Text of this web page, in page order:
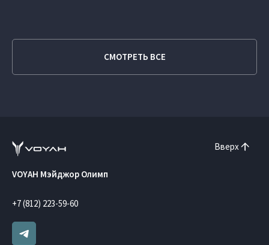
СМОТРЕТЬ ВСЕ
Вверх
VOYAH Мэйджор Олимп
+7 (812) 223-59-60